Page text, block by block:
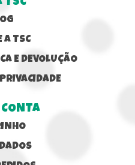
TSC
A TSC
E DEVOLUÇÃO